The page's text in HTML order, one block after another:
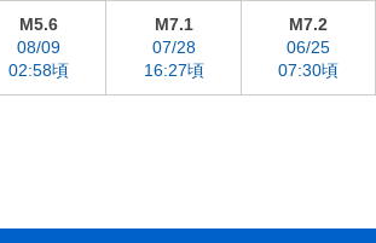
M5.6
08/09
02:58頃
M7.1
07/28
16:27頃
M7.2
06/25
07:30頃